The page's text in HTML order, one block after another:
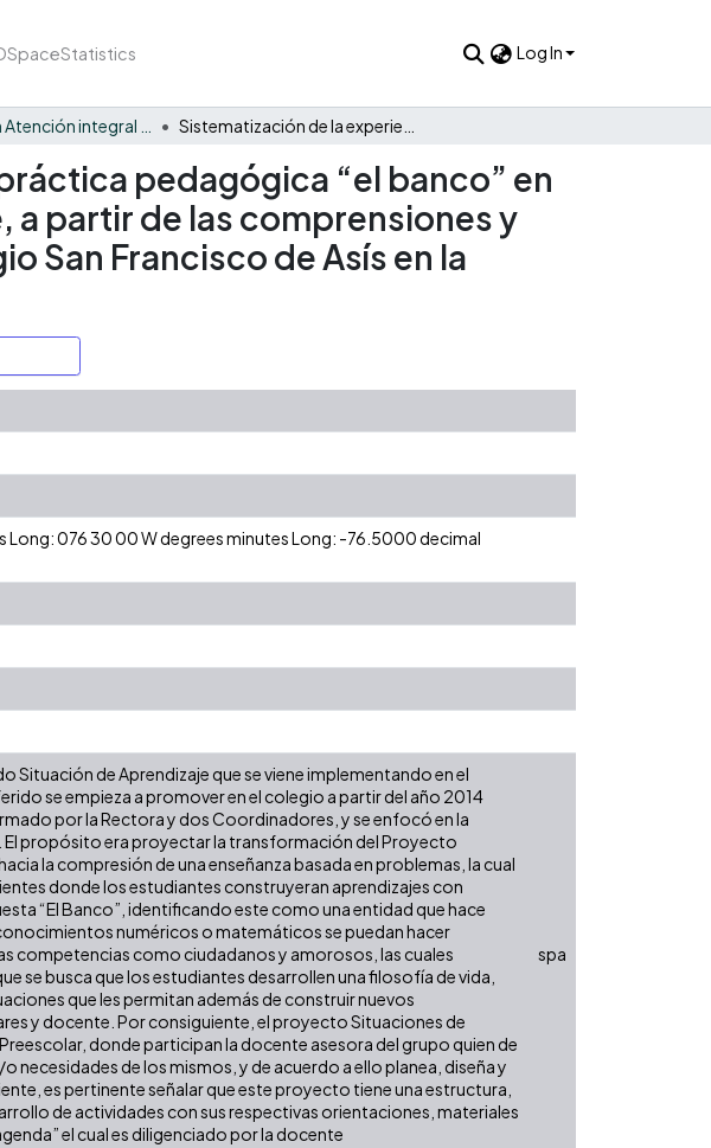
Statistics Log In
pedagógica “el banco” en
partir de las comprensiones y
San Francisco de Asís en la
076 30 00 W degrees minutes Long: -76.5000 decimal
de Aprendizaje que se viene implementando en el
se empieza a promover en el colegio a partir del año 2014
por la Rectora y dos Coordinadores, y se enfocó en la
El propósito era proyectar la transformación del Proyecto
la compresión de una enseñanza basada en problemas, la cual
donde los estudiantes construyeran aprendizajes con
“El Banco”, identificando este como una entidad que hace
numéricos o matemáticos se puedan hacer
competencias como ciudadanos y amorosos, las cuales
se busca que los estudiantes desarrollen una filosofía de vida,
que les permitan además de construir nuevos
y docente. Por consiguiente, el proyecto Situaciones de
donde participan la docente asesora del grupo quien de
de los mismos, y de acuerdo a ello planea, diseña y
es pertinente señalar que este proyecto tiene una estructura,
de actividades con sus respectivas orientaciones, materiales
el cual es diligenciado por la docente
spa